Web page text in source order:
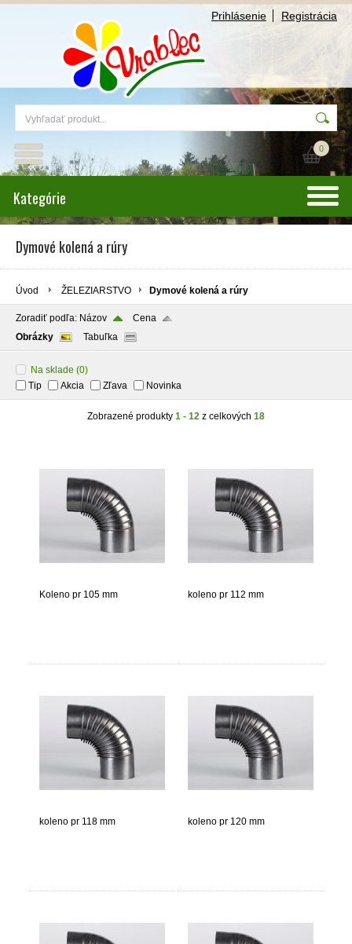
Prihlásenie Registrácia
0
Kategórie
Dymové kolená a rúry
Úvod ŽELEZIARSTVO Dymové kolená a rúry
Zoradiť podľa: Názov
Cena
Obrázky
Tabuľka
Na sklade (0)
Tip
Akcia Zľava Novinka
Zobrazené produkty 1 - 12 z celkových 18
Koleno pr 105 mm koleno pr 112 mm
koleno pr 118 mm koleno pr 120 mm